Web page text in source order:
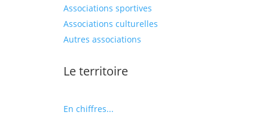
Associations sportives
Associations culturelles
Autres associations
Le territoire
En chiffres...